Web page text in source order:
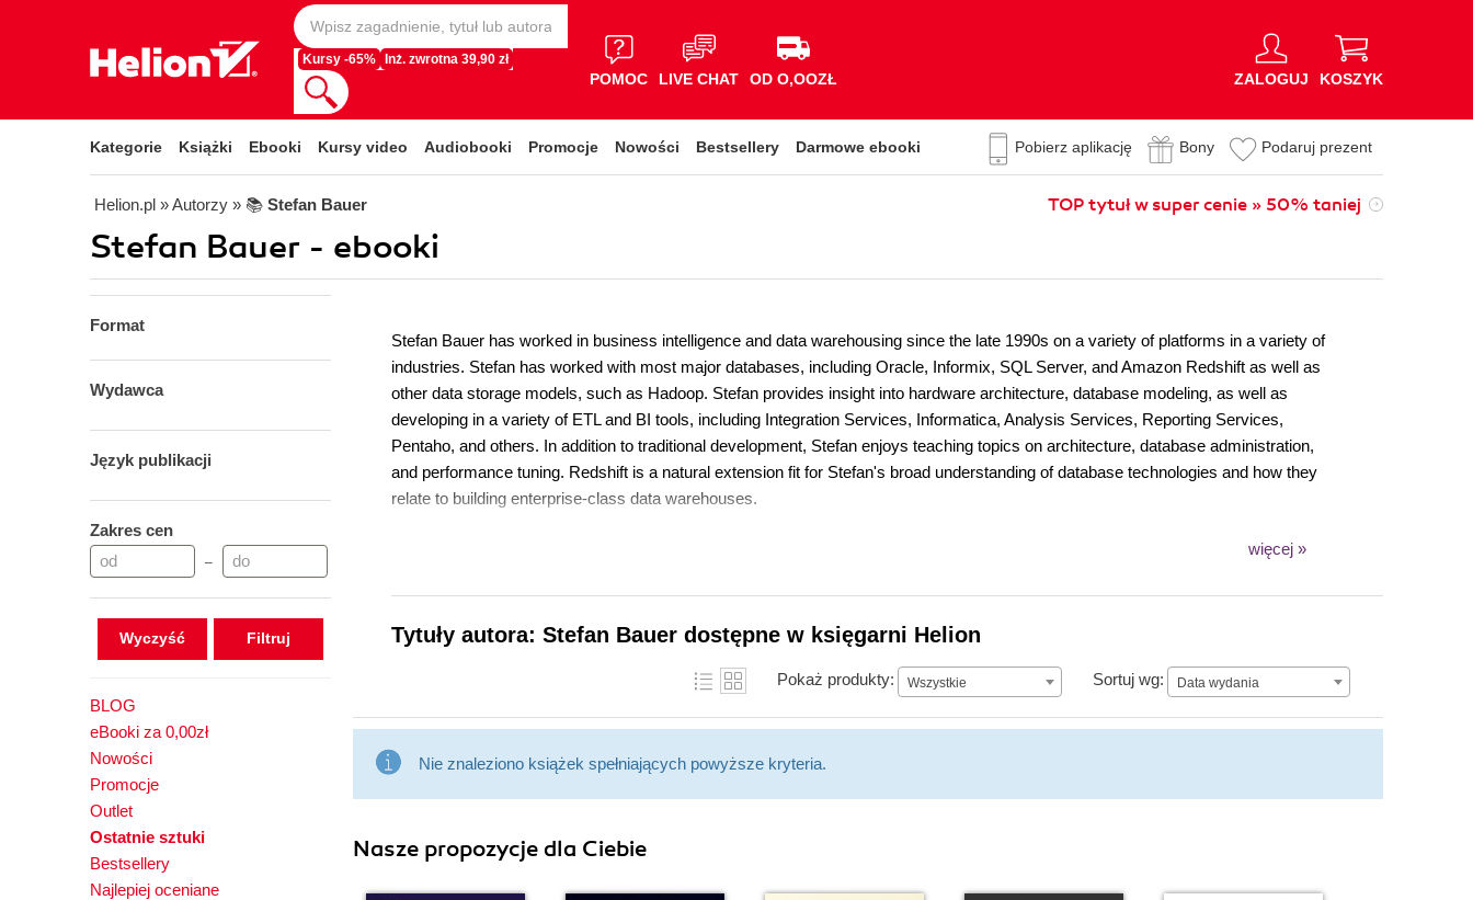
Kursy -65% Inż. zwrotna 39,90 zł
POMOC LIVE CHAT OD O,OOZŁ ZALOGUJ KOSZYK
Kategorie Książki Ebooki Kursy video Audiobooki Promocje Nowości Bestsellery Darmowe ebooki Pobierz aplikację Bony Podaruj prezent
Helion.pl » Autorzy » 📚 Stefan Bauer TOP tytuł w super cenie » 50% taniej
Stefan Bauer - ebooki
Format
Wydawca
Język publikacji
Zakres cen
–
Wyczyść
BLOG
eBooki za 0,00zł
Nowości
Promocje
Outlet
Ostatnie sztuki
Bestsellery
Najlepiej oceniane
Stefan Bauer has worked in business intelligence and data warehousing since the late 1990s on a variety of platforms in a variety of
industries. Stefan has worked with most major databases, including Oracle, Informix, SQL Server, and Amazon Redshift as well as
other data storage models, such as Hadoop. Stefan provides insight into hardware architecture, database modeling, as well as
developing in a variety of ETL and BI tools, including Integration Services, Informatica, Analysis Services, Reporting Services,
Pentaho, and others. In addition to traditional development, Stefan enjoys teaching topics on architecture, database administration,
and performance tuning. Redshift is a natural extension fit for Stefan's broad understanding of database technologies and how they
relate to building enterprise-class data warehouses.
więcej »
Tytuły autora: Stefan Bauer dostępne w księgarni Helion
Pokaż produkty: Wszystkie Sortuj wg: Data wydania
Data wydania
Nie znaleziono książek spełniających powyższe kryteria.
Nasze propozycje dla Ciebie